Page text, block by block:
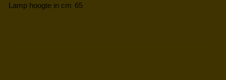
Lamp hoogte in cm 65